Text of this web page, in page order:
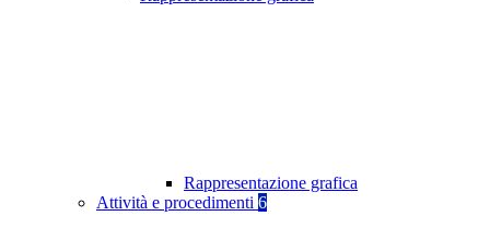
Rappresentazione grafica
Attività e procedimenti 6